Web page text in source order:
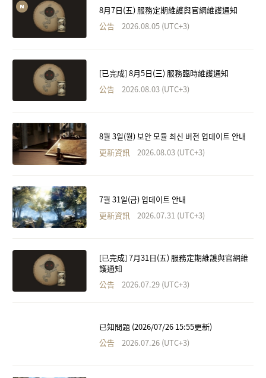
8月7日(五) 服務定期維護與官網維護通知
公告
2026.08.05 (UTC+3)
[已完成] 8月5日(三) 服務臨時維護通知
公告
2026.08.03 (UTC+3)
8월 3일(월) 보안 모듈 최신 버전 업데이트 안내
更新資訊
2026.08.03 (UTC+3)
7월 31일(금) 업데이트 안내
更新資訊
2026.07.31 (UTC+3)
[已完成] 7月31日(五) 服務定期維護與官網維
護通知
公告
2026.07.29 (UTC+3)
已知問題 (2026/07/26 15:55更新)
公告
2026.07.26 (UTC+3)